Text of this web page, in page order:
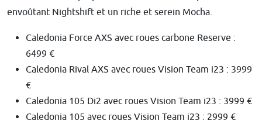
envoûtant Nightshift et un riche et serein Mocha.
Caledonia Force AXS avec roues carbone Reserve :
6499 €
Caledonia Rival AXS avec roues Vision Team i23 : 3999
€
Caledonia 105 Di2 avec roues Vision Team i23 : 3999 €
Caledonia 105 avec roues Vision Team i23 : 2999 €